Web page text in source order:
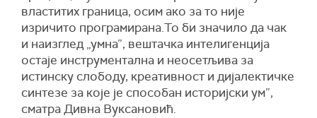
властитих граница, осим ако за то није
изричито програмирана.То би значило да чак
и наизглед „умна”, вештачка интелигенција
остаје инструментална и неосетљива за
истинску слободу, креативност и дијалектичке
синтезе за које је способан историјски ум”,
сматра Дивна Вуксановић.